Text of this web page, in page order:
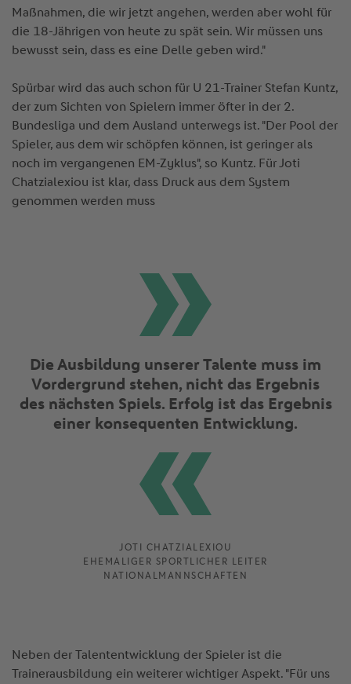
Maßnahmen, die wir jetzt angehen, werden aber wohl für
die 18-Jährigen von heute zu spät sein. Wir müssen uns
bewusst sein, dass es eine Delle geben wird."
Spürbar wird das auch schon für U 21-Trainer Stefan Kuntz,
der zum Sichten von Spielern immer öfter in der 2.
Bundesliga und dem Ausland unterwegs ist. "Der Pool der
Spieler, aus dem wir schöpfen können, ist geringer als
noch im vergangenen EM-Zyklus", so Kuntz. Für Joti
Chatzialexiou ist klar, dass Druck aus dem System
genommen werden muss
Die Ausbildung unserer Talente muss im
Vordergrund stehen, nicht das Ergebnis
des nächsten Spiels. Erfolg ist das Ergebnis
einer konsequenten Entwicklung.
JOTI CHATZIALEXIOU
EHEMALIGER SPORTLICHER LEITER
NATIONALMANNSCHAFTEN
Neben der Talententwicklung der Spieler ist die
Trainerausbildung ein weiterer wichtiger Aspekt. "Für uns